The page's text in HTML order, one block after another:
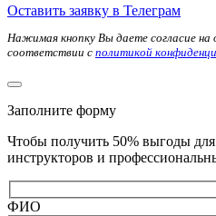
Оставить заявку в Телеграм
Нажимая кнопку Вы даете согласие на
соответствии с политикой
Заполните форму
Чтобы получить 50% выгоды для
инструкторов и
ФИО